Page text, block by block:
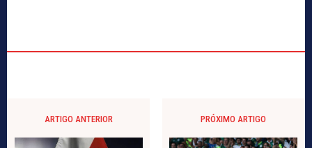
ARTIGO ANTERIOR PRÓXIMO ARTIGO